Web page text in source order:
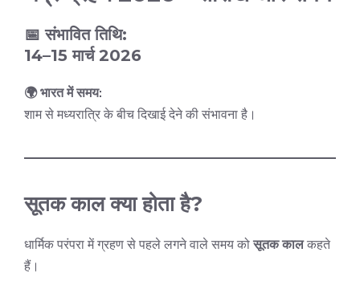
📅 संभावित तिथि:
14–15 मार्च 2026
🌍 भारत में समय:
शाम से मध्यरात्रि के बीच दिखाई देने की संभावना है।
सूतक काल क्या होता है?
धार्मिक परंपरा में ग्रहण से पहले लगने वाले समय कोसूतक कालकहते
हैं।